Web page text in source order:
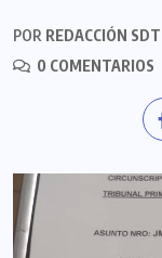
POR REDACCIÓN SDT
0 COMENTARIOS